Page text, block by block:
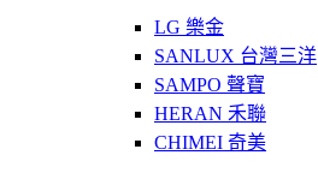
LG 樂金
SANLUX 台灣三洋
SAMPO 聲寶
HERAN 禾聯
CHIMEI 奇美